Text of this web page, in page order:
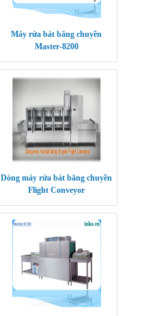
Máy rửa bát băng chuyền
Master-8200
Dòng máy rửa bát băng chuyền
Flight Conveyor